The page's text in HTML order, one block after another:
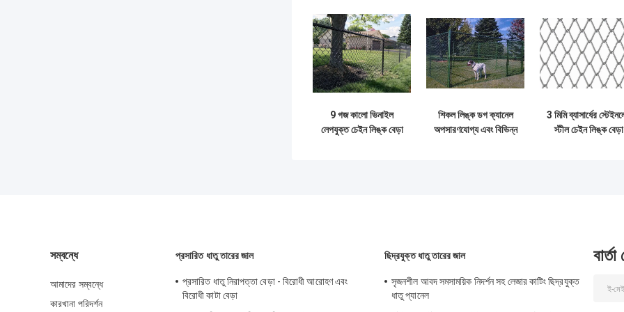
9 গজ কালো ভিনাইল
লেপযুক্ত চেইন লিঙ্ক বেড়া
শিকল লিঙ্ক ডগ ক্যানেল
অপসারণযোগ্য এবং বিভিন্ন
3 মিমি ব্যাসার্ধের
স্টীল চেইন লিঙ্ক বেড়া
সম্বন্ধে
আমাদের সম্বন্ধে
কারখানা পরিদর্শন
প্রসারিত ধাতু তারের জাল
প্রসারিত ধাতু নিরাপত্তা বেড়া - বিরোধী আরোহণ এবং
বিরোধী কাটা বেড়া
ছিদ্রযুক্ত ধাতু তারের জাল
সৃজনশীল আবদ সমসাময়িক নিদর্শন সহ লেজার কাটিং ছিদ্রযুক্ত
ধাতু প্যানেল
বার্তা